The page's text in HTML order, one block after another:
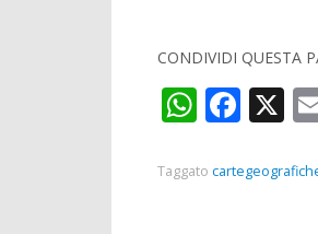
CONDIVIDI QUESTA
X
Taggato